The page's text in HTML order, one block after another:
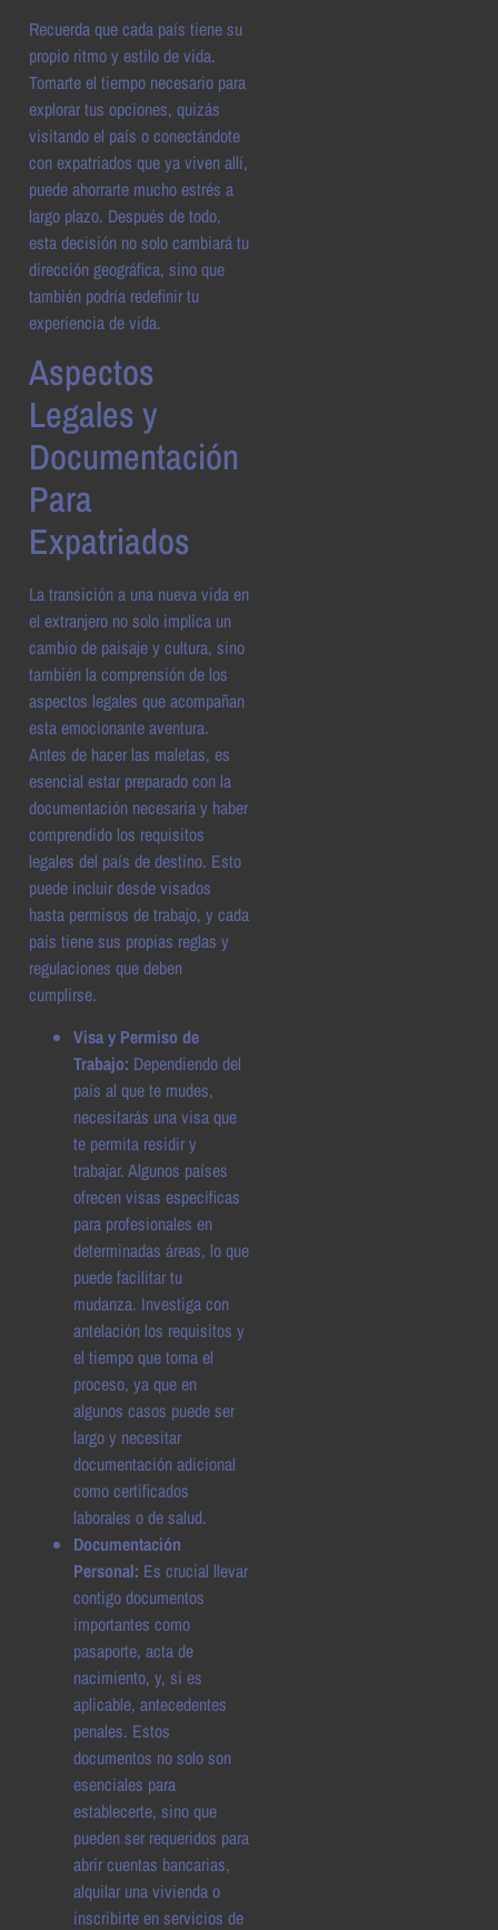
Recuerda que cada país tiene su
propio ritmo y estilo de vida.
Tomarte el tiempo necesario para
explorar tus opciones, quizás
visitando el país o conectándote
con expatriados que ya viven allí,
puede ahorrarte mucho estrés a
largo plazo. Después de todo,
esta decisión no solo cambiará tu
dirección geográfica, sino que
también podría redefinir tu
experiencia de vida.
Aspectos
Legales y
Documentación
Para
Expatriados
La transición a una nueva vida en
el extranjero no solo implica un
cambio de paisaje y cultura, sino
también la comprensión de los
aspectos legales que acompañan
esta emocionante aventura.
Antes de hacer las maletas, es
esencial estar preparado con la
documentación necesaria y haber
comprendido los requisitos
legales del país de destino. Esto
puede incluir desde visados
hasta permisos de trabajo, y cada
país tiene sus propias reglas y
regulaciones que deben
cumplirse.
Visa y Permiso de
Trabajo: Dependiendo del
país al que te mudes,
necesitarás una visa que
te permita residir y
trabajar. Algunos países
ofrecen visas específicas
para profesionales en
determinadas áreas, lo que
puede facilitar tu
mudanza. Investiga con
antelación los requisitos y
el tiempo que toma el
proceso, ya que en
algunos casos puede ser
largo y necesitar
documentación adicional
como certificados
laborales o de salud.
Documentación
Personal: Es crucial llevar
contigo documentos
importantes como
pasaporte, acta de
nacimiento, y, si es
aplicable, antecedentes
penales. Estos
documentos no solo son
esenciales para
establecerte, sino que
pueden ser requeridos para
abrir cuentas bancarias,
alquilar una vivienda o
inscribirte en servicios de